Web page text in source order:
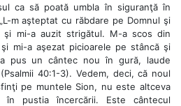
ca să poată umbla în siguranţă în
m aşteptat cu răbdare pe Domnul şi
şi mi-a auzit strigătul. M-a scos din
mi-a aşezat picioarele pe stâncă şi
pus un cântec nou în gură, laude
40:1-3). Vedem, deci, că noul
pe muntele Sion, nu este altceva
pustia încercării. Este cântecul